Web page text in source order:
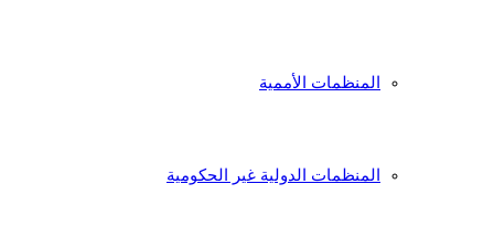
المنظمات الأممية
المنظمات الدولية غير الحكومية